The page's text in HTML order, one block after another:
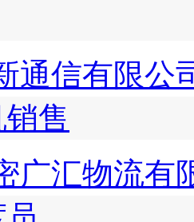
通信有限公
售
广汇物流有